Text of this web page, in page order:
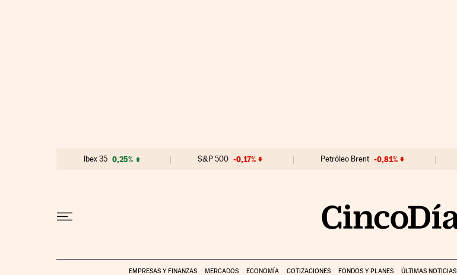
Ibex 35 0,25% S&P 500 -0,17% Petróleo Brent -0,81%
EMPRESAS Y FINANZAS MERCADOS ECONOMÍA COTIZACIONES FONDOS Y PLANES ÚLTIMAS NOTICIAS